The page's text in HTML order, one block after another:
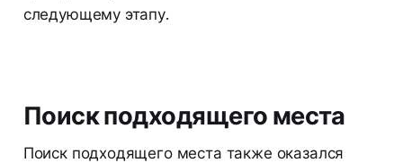
следующему этапу.
Поиск подходящего места
Поиск подходящего места также оказался